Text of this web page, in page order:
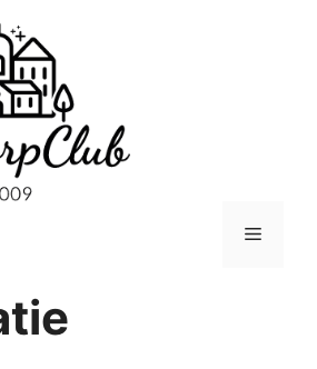
Menu